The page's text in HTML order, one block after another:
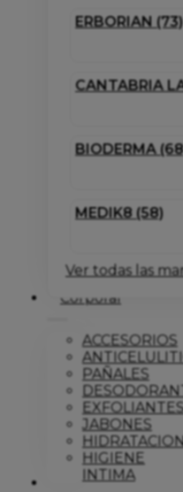
ERBORIAN (73)
CANTABRIA
BIODERMA
MEDIK8 (58)
Ver todas las
Corporal
ACCESORIOS
PAÑALES
JABONES
HIGIENE
INTIMA
Dermo